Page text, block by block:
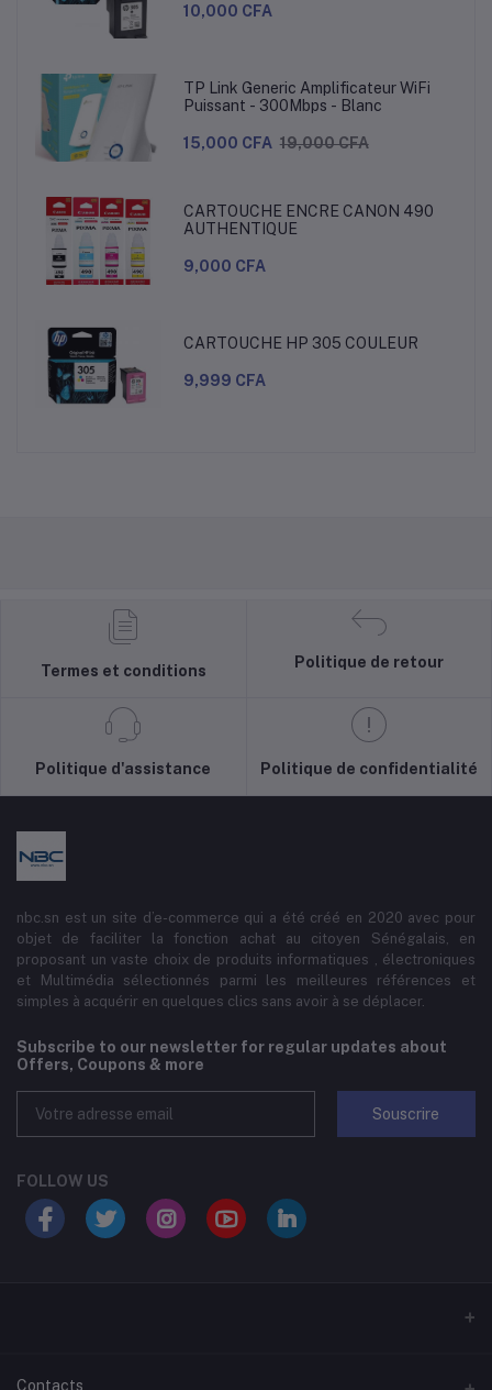
10,000 CFA
TP Link Generic Amplificateur WiFi
Puissant - 300Mbps - Blanc
15,000 CFA 19,000 CFA
CARTOUCHE ENCRE CANON 490
AUTHENTIQUE
9,000 CFA
CARTOUCHE HP 305 COULEUR
9,999 CFA
Termes et conditions
Politique de retour
Politique d'assistance Politique de confidentialité
nbc.sn est un site d’e-commerce qui a été créé en 2020 avec pour
objet de faciliter la fonction achat au citoyen Sénégalais, en
proposant un vaste choix de produits informatiques , électroniques
et Multimédia sélectionnés parmi les meilleures références et
simples à acquérir en quelques clics sans avoir à se déplacer.
Subscribe to our newsletter for regular updates about
Offers, Coupons & more
Souscrire
FOLLOW US
Contacts